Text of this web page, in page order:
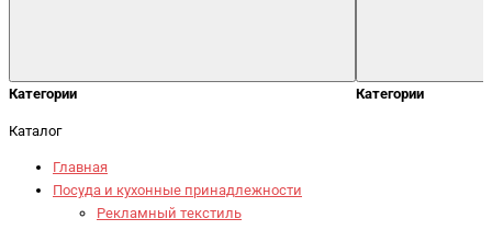
Категории Категории
Каталог
Главная
Посуда и кухонные принадлежности
Рекламный текстиль